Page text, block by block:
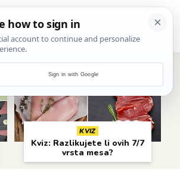
woot?!
KVIZ
Kviz: Razlikujete li ovih 7/7
vrsta mesa?
Sign in with Google